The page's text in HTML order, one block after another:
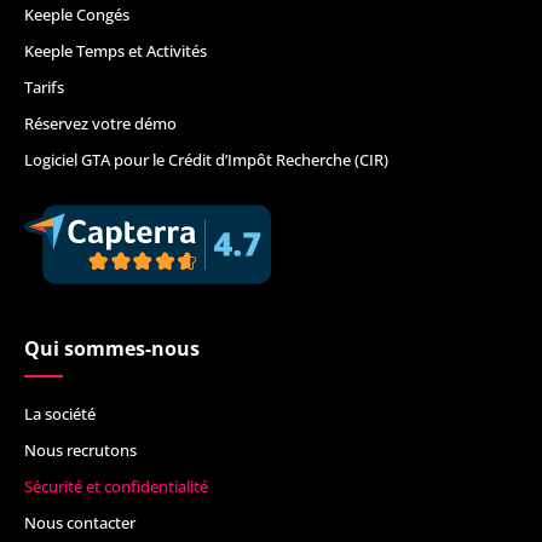
Keeple Congés
Keeple Temps et Activités
Tarifs
Réservez votre démo
Logiciel GTA pour le Crédit d’Impôt Recherche (CIR)
Qui sommes-nous
La société
Nous recrutons
Sécurité et confidentialité
Nous contacter